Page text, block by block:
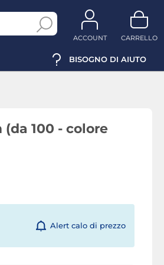
ACCOUNT CARRELLO
BISOGNO DI AIUTO
100 - colore
Alert calo di prezzo